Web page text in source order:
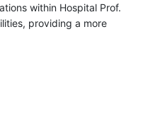
within Hospital Prof.
providing a more